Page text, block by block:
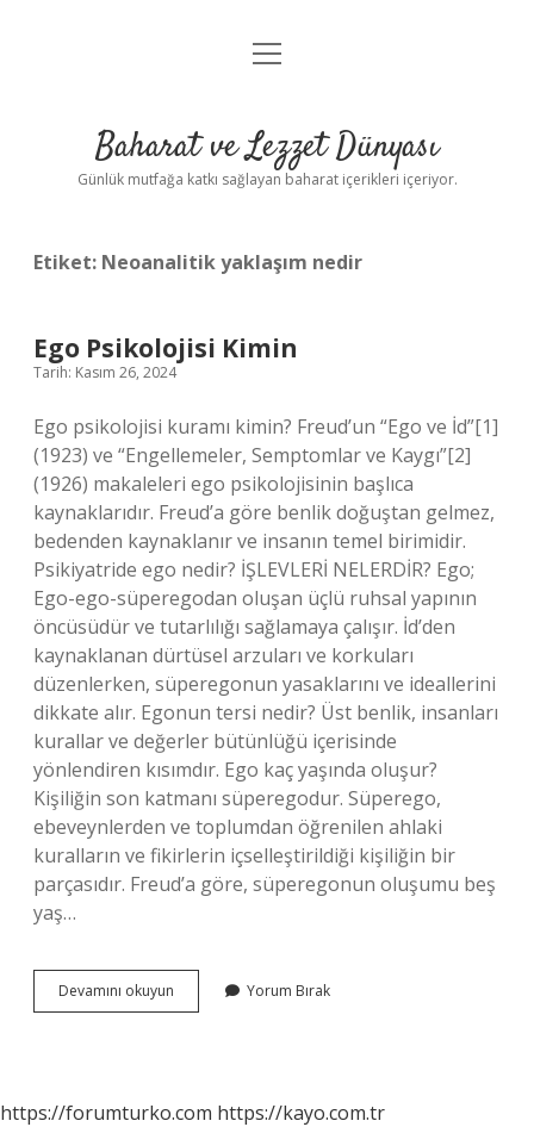
Anasayfa
Yasal Uyarı
menüyü
Baharat ve Lezzet Dünyası
Günlük mutfağa katkı sağlayan baharat içerikleri içeriyor.
Etiket: Neoanalitik yaklaşım nedir
Ego Psikolojisi Kimin
Tarih: Kasım 26, 2024
Ego psikolojisi kuramı kimin? Freud’un “Ego ve İd”[1]
(1923) ve “Engellemeler, Semptomlar ve Kaygı”[2]
(1926) makaleleri ego psikolojisinin başlıca
kaynaklarıdır. Freud’a göre benlik doğuştan gelmez,
bedenden kaynaklanır ve insanın temel birimidir.
Psikiyatride ego nedir? İŞLEVLERİ NELERDİR? Ego;
Ego-ego-süperegodan oluşan üçlü ruhsal yapının
öncüsüdür ve tutarlılığı sağlamaya çalışır. İd’den
kaynaklanan dürtüsel arzuları ve korkuları
düzenlerken, süperegonun yasaklarını ve ideallerini
dikkate alır. Egonun tersi nedir? Üst benlik, insanları
kurallar ve değerler bütünlüğü içerisinde
yönlendiren kısımdır. Ego kaç yaşında oluşur?
Kişiliğin son katmanı süperegodur. Süperego,
ebeveynlerden ve toplumdan öğrenilen ahlaki
kuralların ve fikirlerin içselleştirildiği kişiliğin bir
parçasıdır. Freud’a göre, süperegonun oluşumu beş
yaş…
Devamını okuyun
Psikolojisi
Yorum Bırak
https://forumturko.com https://kayo.com.tr